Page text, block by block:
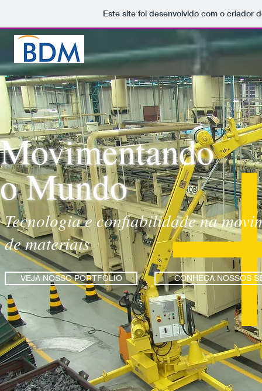
Este site foi desenvolvido com o criador
Movimentando
o Mundo
Tecnologia e confiabilidade na
de materiais
VEJA NOSSO PORTFOLIO CONHEÇA NOSSOS